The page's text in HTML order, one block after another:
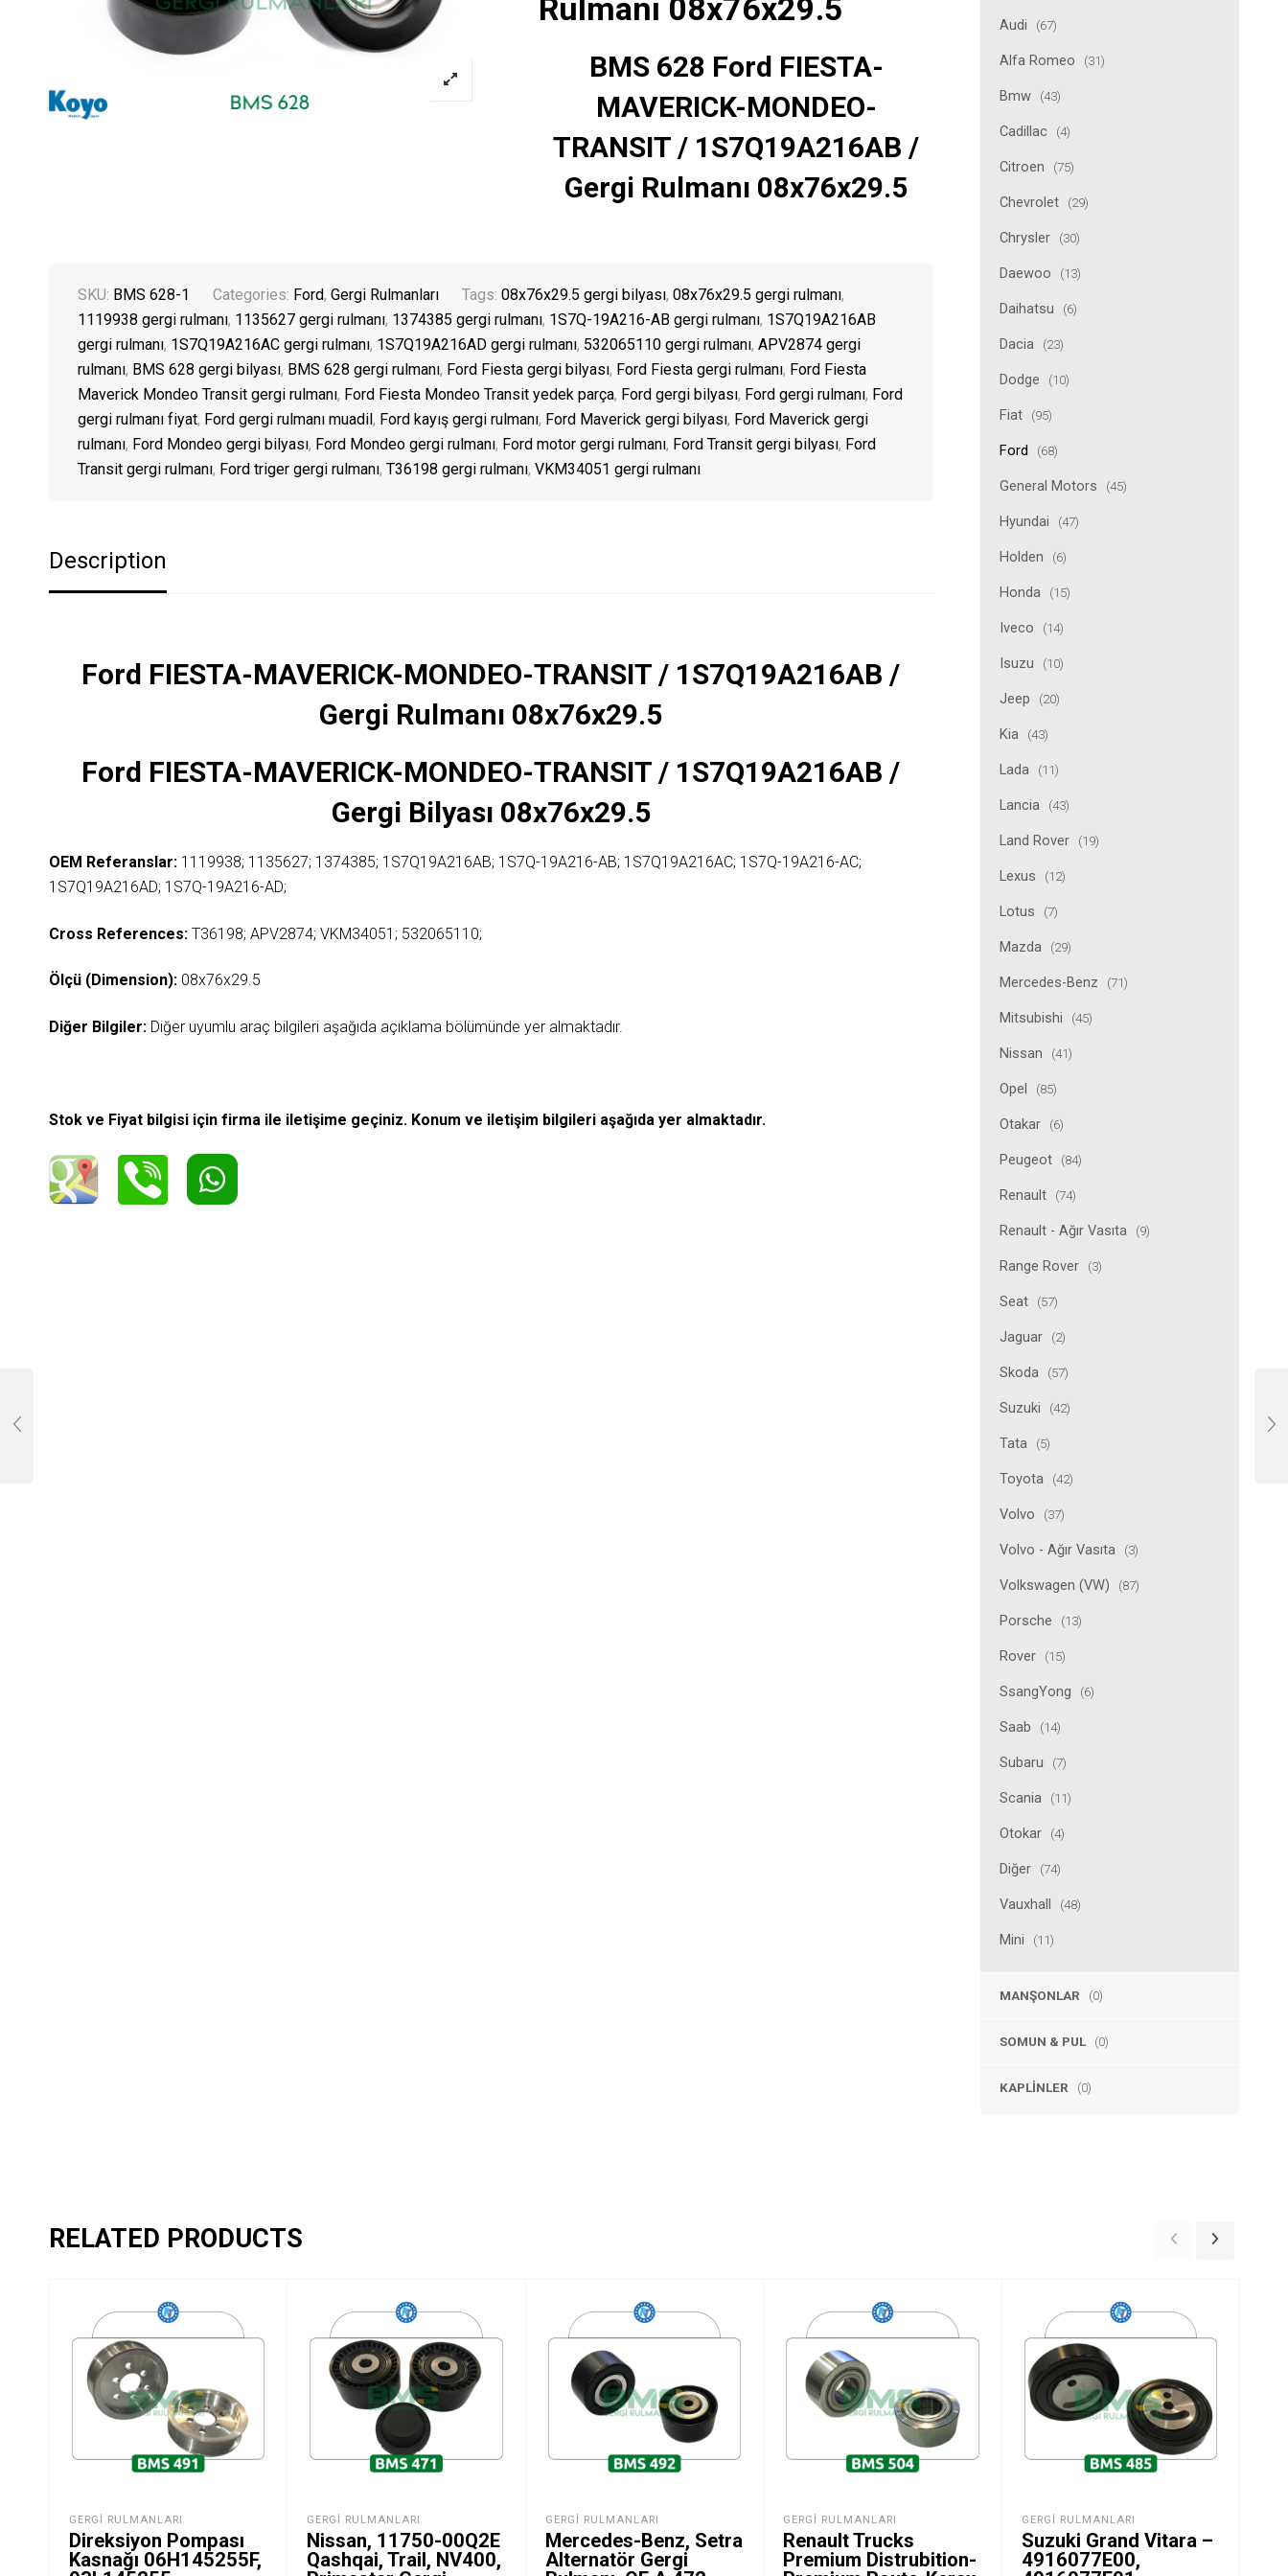
Audi (67)
Alfa Romeo (31)
Bmw (43)
Cadillac (4)
Citroen (75)
Chevrolet (29)
Chrysler (30)
Daewoo (13)
Daihatsu (6)
Dacia (23)
Dodge (10)
Fiat (95)
Ford (68)
General Motors (45)
Hyundai (47)
Holden (6)
Honda (15)
Iveco (14)
Isuzu (10)
Jeep (20)
Kia (43)
Lada (11)
Lancia (43)
Land Rover (19)
Lexus (12)
Lotus (7)
Mazda (29)
Mercedes-Benz (71)
Mitsubishi (45)
Nissan (41)
Opel (85)
Otakar (6)
Peugeot (84)
Renault (74)
Renault - Ağır Vasıta (9)
Range Rover (3)
Seat (57)
Jaguar (2)
Skoda (57)
Suzuki (42)
Tata (5)
Toyota (42)
Volvo (37)
Volvo - Ağır Vasıta (3)
Volkswagen (VW) (87)
Porsche (13)
Rover (15)
SsangYong (6)
Saab (14)
Subaru (7)
Scania (11)
Otokar (4)
Diğer (74)
Vauxhall (48)
Mini (11)
MANŞONLAR (0)
SOMUN & PUL (0)
KAPLINLER (0)
Rulmanı 08x76x29.5
BMS 628 Ford FIESTA-
MAVERICK-MONDEO-
TRANSIT / 1S7Q19A216AB /
Gergi Rulmanı 08x76x29.5
SKU: BMS 628-1 Categories: Ford, Gergi Rulmanları Tags: 08x76x29.5 gergi bilyası, 08x76x29.5 gergi rulmanı,
1119938 gergi rulmanı, 1135627 gergi rulmanı, 1374385 gergi rulmanı, 1S7Q-19A216-AB gergi rulmanı, 1S7Q19A216AB
gergi rulmanı, 1S7Q19A216AC gergi rulmanı, 1S7Q19A216AD gergi rulmanı, 532065110 gergi rulmanı, APV2874 gergi
rulmanı, BMS 628 gergi bilyası, BMS 628 gergi rulmanı, Ford Fiesta gergi bilyası, Ford Fiesta gergi rulmanı, Ford Fiesta
Maverick Mondeo Transit gergi rulmanı, Ford Fiesta Mondeo Transit yedek parça, Ford gergi bilyası, Ford gergi rulmanı, Ford
gergi rulmanı fiyat, Ford gergi rulmanı muadil, Ford kayış gergi rulmanı, Ford Maverick gergi bilyası, Ford Maverick gergi
rulmanı, Ford Mondeo gergi bilyası, Ford Mondeo gergi rulmanı, Ford motor gergi rulmanı, Ford Transit gergi bilyası, Ford
Transit gergi rulmanı, Ford triger gergi rulmanı, T36198 gergi rulmanı, VKM34051 gergi rulmanı
Description
Ford FIESTA-MAVERICK-MONDEO-TRANSIT / 1S7Q19A216AB /
Gergi Rulmanı 08x76x29.5
Ford FIESTA-MAVERICK-MONDEO-TRANSIT / 1S7Q19A216AB /
Gergi Bilyası 08x76x29.5
OEM Referanslar:1119938; 1135627; 1374385; 1S7Q19A216AB; 1S7Q-19A216-AB; 1S7Q19A216AC; 1S7Q-19A216-AC;
1S7Q19A216AD; 1S7Q-19A216-AD;
Cross References:T36198; APV2874; VKM34051; 532065110;
Ölçü (Dimension):08x76x29.5
Diğer Bilgiler: Diğer uyumlu araç bilgileri aşağıda açıklama bölümünde yer almaktadır.
Stok ve Fiyat bilgisi için firma ile iletişime geçiniz. Konum ve iletişim bilgileri aşağıda yer almaktadır.
RELATED PRODUCTS
GERGI RULMANLARI
Direksiyon Pompası
Kasnağı 06H145255F,
GERGI RULMANLARI
Nissan, 11750-00Q2E
Qashqai, Trail, NV400,
GERGI RULMANLARI
Mercedes-Benz, Setra
Alternatör Gergi
GERGI RULMANLARI
Renault Trucks
Premium Distrubition-
GERGI RULMANLARI
Suzuki Grand Vitara –
4916077E00,